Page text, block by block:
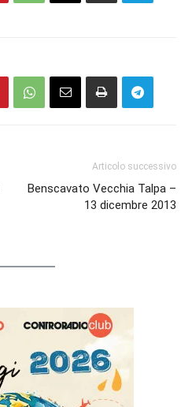
Articolo successivo
Benscavato Vecchia Talpa –
13 dicembre 2013